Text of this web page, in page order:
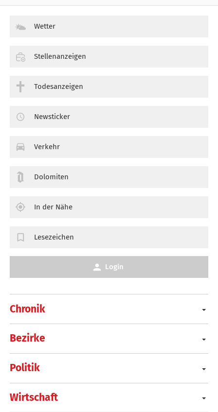
Chronik
Bezirke
Politik
Wirtschaft
Wetter
Stellenanzeigen
Todesanzeigen
Newsticker
Verkehr
Dolomiten
In der Nähe
Lesezeichen
Login